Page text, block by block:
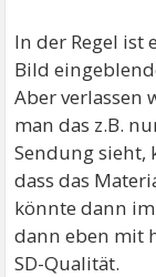
In der Regel ist
Bild
Aber verlassen
man das z.B.
Sendung sieht,
dass das
könnte dann
dann eben mit
SD-Qualität.